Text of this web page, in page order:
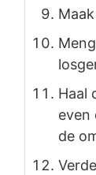
Haal
even
de